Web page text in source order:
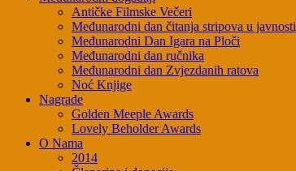
Antičke Filmske Večeri
Međunarodni dan čitanja stripova u javnosti
Međunarodni Dan Igara na Ploči
Međunarodni dan ručnika
Međunarodni dan Zvjezdanih ratova
Noć Knjige
Nagrade
Golden Meeple Awards
Lovely Beholder Awards
O Nama
2014